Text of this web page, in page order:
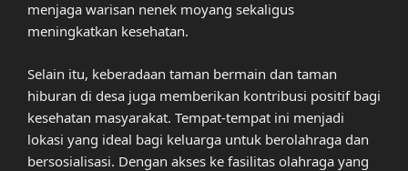
menjaga warisan nenek moyang sekaligus
meningkatkan kesehatan.
Selain itu, keberadaan taman bermain dan taman
hiburan di desa juga memberikan kontribusi positif bagi
kesehatan masyarakat. Tempat-tempat ini menjadi
lokasi yang ideal bagi keluarga untuk berolahraga dan
bersosialisasi. Dengan akses ke fasilitas olahraga yang